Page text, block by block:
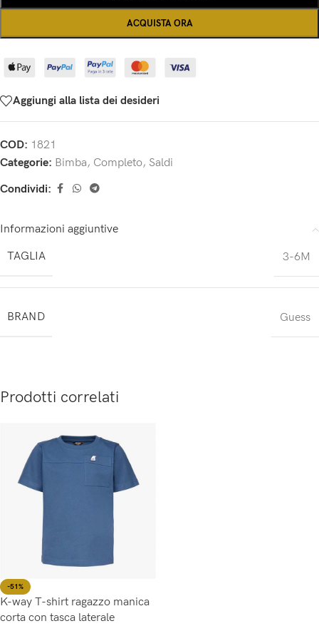
ACQUISTA ORA
Aggiungi alla lista dei desideri
COD: 1821
Categorie: Bimba, Completo, Saldi
Condividi:
Informazioni aggiuntive
TAGLIA
3-6M
BRAND Guess
Prodotti correlati
-51%
K-way T-shirt ragazzo manica
corta con tasca laterale